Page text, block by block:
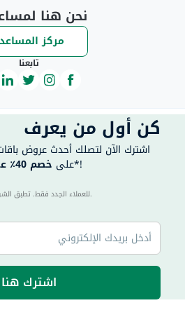
نحن هنا
مركز
تابعنا
كن أول من يعرف
اشترك الآن لتصلك أحدث عروض
على خصم 40٪ على طلبك الأول مباشرةً*!
40 للعملاء الجدد فقط. تطبق الشروط والأحكام.
اشترك هنا